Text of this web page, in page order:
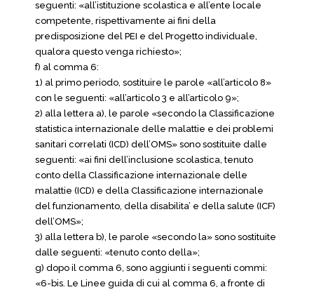
seguenti: «all’istituzione scolastica e all’ente locale
competente, rispettivamente ai fini della
predisposizione del PEI e del Progetto individuale,
qualora questo venga richiesto»;
f) al comma 6:
1) al primo periodo, sostituire le parole «all’articolo 8»
con le seguenti: «all’articolo 3 e all’articolo 9»;
2) alla lettera a), le parole «secondo la Classificazione
statistica internazionale delle malattie e dei problemi
sanitari correlati (ICD) dell’OMS» sono sostituite dalle
seguenti: «ai fini dell’inclusione scolastica, tenuto
conto della Classificazione internazionale delle
malattie (ICD) e della Classificazione internazionale
del funzionamento, della disabilita’ e della salute (ICF)
dell’OMS»;
3) alla lettera b), le parole «secondo la» sono sostituite
dalle seguenti: «tenuto conto della»;
g) dopo il comma 6, sono aggiunti i seguenti commi:
«6-bis. Le Linee guida di cui al comma 6, a fronte di